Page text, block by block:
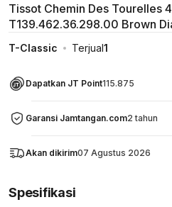
Tissot Chemin Des Tourelles
T139.462.36.298.00 Brown
T-Classic Terjual1
Dapatkan JT Point115.875
Garansi Jamtangan.com2 tahun
Akan dikirim07 Agustus 2026
Spesifikasi